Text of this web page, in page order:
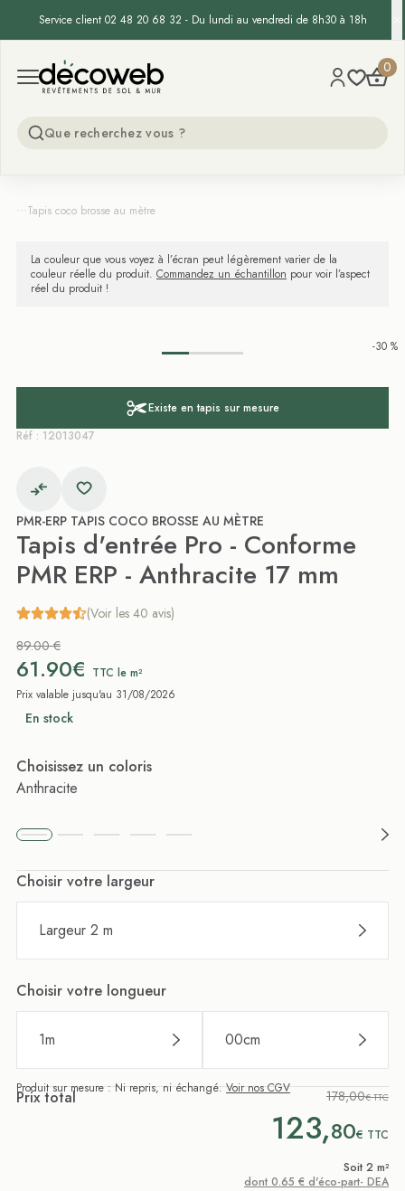
Service client 02 48 20 68 32 - Du lundi au vendredi de 8h30 à 18h
Open menu
Decoweb 0
...Tapis coco brosse au mètre
La couleur que vous voyez à l’écran peut légèrement varier de la
couleur réelle du produit. Commandez un échantillon pour voir l’aspect
réel du produit !
-30 %
Existe en tapis sur mesure
Réf : 12013047
PMR-ERP TAPIS COCO BROSSE AU MÈTRE
Tapis d'entrée Pro - Conforme
PMR ERP - Anthracite 17 mm
(Voir les 40 avis)
89.00 €
61.90€ TTC le m²
Prix valable jusqu'au 31/08/2026
En stock
Choisissez un coloris
Anthracite
Choisir votre largeur
Largeur 2 m
Choisir votre longueur
1m 00cm
Produit sur mesure : Ni repris, ni échangé.Voir nos CGV
Prix total 178,00€ TTC
123,80€ TTC
Soit 2 m²
dont 0.65 € d'éco-part- DEA